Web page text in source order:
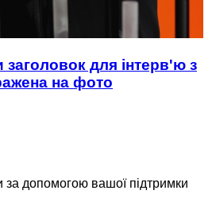
заголовок для інтерв'ю з
на фото
за допомогою вашої підтримки